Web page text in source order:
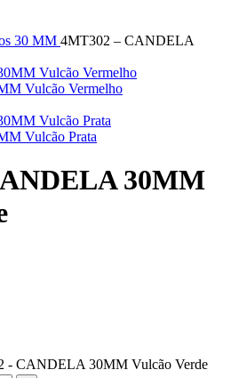
30 MM 4MT302 – CANDELA
Vulcão Vermelho
Vulcão Prata
30MM
- CANDELA 30MM Vulcão Verde